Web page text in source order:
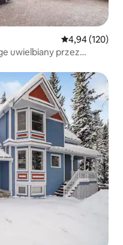
Średnia
4,94 (120)
uwielbiany przez